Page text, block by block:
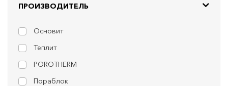
ПРОИЗВОДИТЕЛЬ
Основит
Теплит
POROTHERM
Пораблок